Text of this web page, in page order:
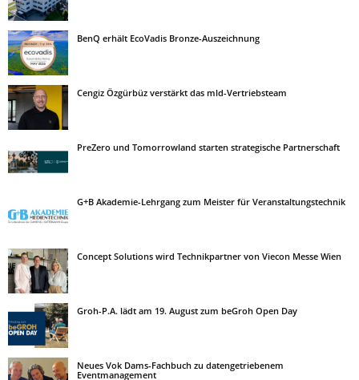
BenQ erhält EcoVadis Bronze-Auszeichnung
Cengiz Özgürbüz verstärkt das mld-Vertriebsteam
PreZero und Tomorrowland starten strategische Partnerschaft
G+B Akademie-Lehrgang zum Meister für Veranstaltungstechnik
Concept Solutions wird Technikpartner von Viecon Messe Wien
Groh-P.A. lädt am 19. August zum beGroh Open Day
Neues Vok Dams-Fachbuch zu datengetriebenem
Eventmanagement